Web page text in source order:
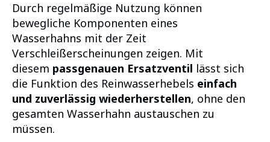
Durch regelmäßige Nutzung können
bewegliche Komponenten eines
Wasserhahns mit der Zeit
Verschleißerscheinungen zeigen. Mit
diesem passgenauen Ersatzventil lässt sich
die Funktion des Reinwasserhebels einfach
und zuverlässig wiederherstellen, ohne den
gesamten Wasserhahn austauschen zu
müssen.